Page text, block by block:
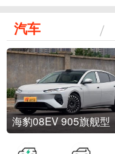
汽车
海豹08EV 905旗舰型